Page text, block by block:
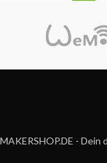
MAKERSHOP.DE -